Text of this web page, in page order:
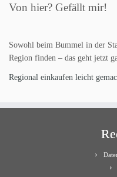
Von hier? Gefällt mir!
Sowohl beim Bummel in der
Region finden – das geht jetzt
Regional einkaufen leicht